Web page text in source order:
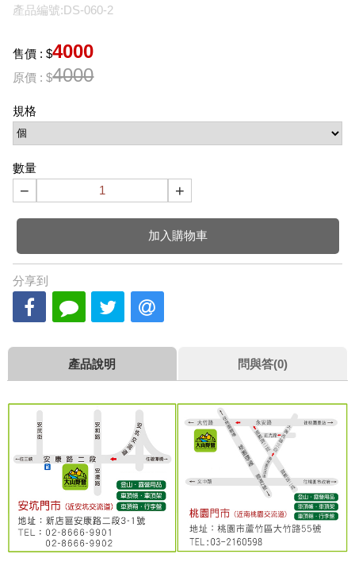
產品編號:DS-060-2
售價 : $4000
原價 : $4000
規格
數量
− +
加入購物車
分享到
產品說明 問與答(0)